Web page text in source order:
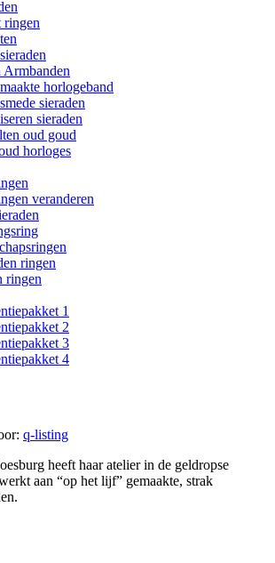
Armbanden
horlogeband
sieraden
sieraden
oud goud
horloges
veranderen
ringen
ringen
1
2
3
4
q-listing
heeft haar atelier in de geldropse
aan “op het lijf” gemaakte, strak